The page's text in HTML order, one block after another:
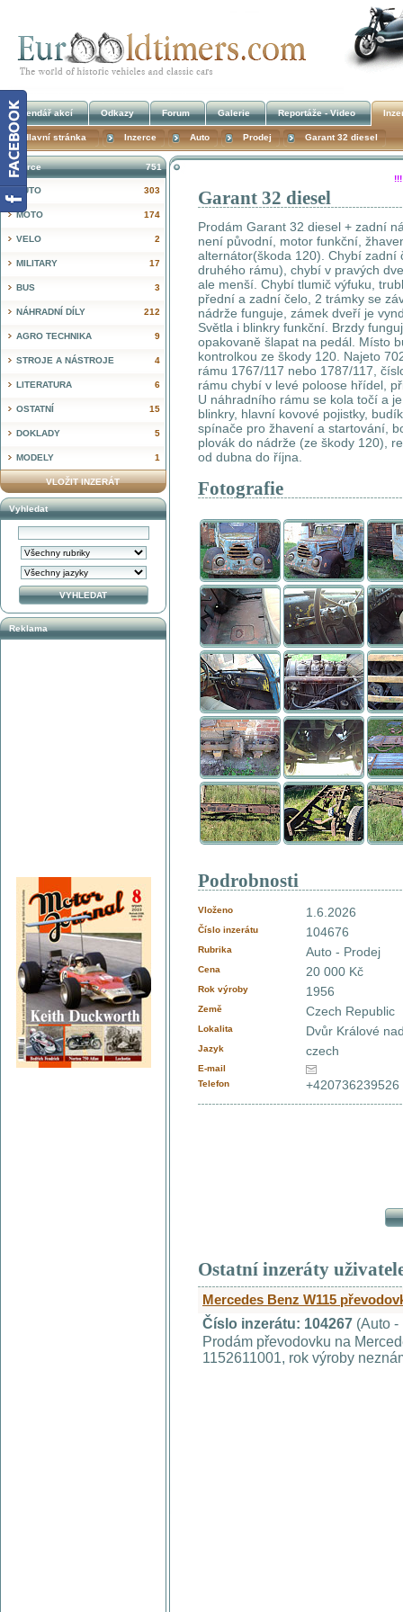
Garant 32 diesel
Prodám Garant 32 diesel + zadní
není původní, motor funkční,
alternátor(škoda 120). Chybí zadní
druhého rámu), chybí v pravých
ale menší. Chybí tlumič výfuku,
přední a zadní čelo, 2 trámky se
nádrže funguje, zámek dveří je
Světla i blinkry funkční. Brzdy
opakovaně šlapat na pedál. Místo
kontrolkou ze škody 120. Najeto
rámu 1767/117 nebo 1787/117,
rámu chybí v levé poloose hřídel,
U náhradního rámu se kola točí a
blinkry, hlavní kovové pojistky,
spínače pro žhavení a startování,
plovák do nádrže (ze škody 120),
od dubna do října.
Fotografie
Podrobnosti
Vloženo 1.6.2026
Číslo inzerátu 104676
Rubrika Auto - Prodej
Cena 20 000 Kč
Rok výroby 1956
Země Czech Republic
Lokalita Dvůr Králové
Jazyk czech
E-mail
Telefon
+420736239526
Ostatní inzeráty
Mercedes Benz W115
Číslo inzerátu: 104267 (Auto -
Prodám převodovku na
1152611001, rok výroby
751
Inzerce
303
AUTO
174
MOTO
2
VELO
17
MILITARY
3
BUS
212
NÁHRADNÍ DÍLY
9
AGRO TECHNIKA
4
STROJE A NÁSTROJE
6
LITERATURA
15
OSTATNÍ
5
DOKLADY
1
MODELY
VLOŽIT INZERÁT
Vyhledat
Reklama
Kalendář akcí Odkazy Forum Galerie Reportáže - Video
Hlavní stránka Inzerce Auto Prodej Garant 32 diesel